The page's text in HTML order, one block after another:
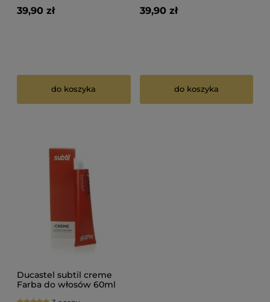
39,90 zł
do koszyka
39,90 zł
do koszyka
Ducastel subtil creme
Farba do włosów 60ml